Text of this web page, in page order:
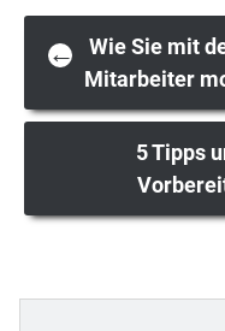
Post
←
Wie Sie mit
Mitarbeiter
5 Tipps